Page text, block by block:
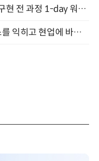
UX 기획·DESIGN.md 설계·AI 구현 전 과정 1-day 워크숍 with Claude Code·Codex 9월 15일 개최
단 하루, 이론과 실습으로 하네스를 익히고 현업에 바로 쓰는 핸즈온 워크숍 (8/20)